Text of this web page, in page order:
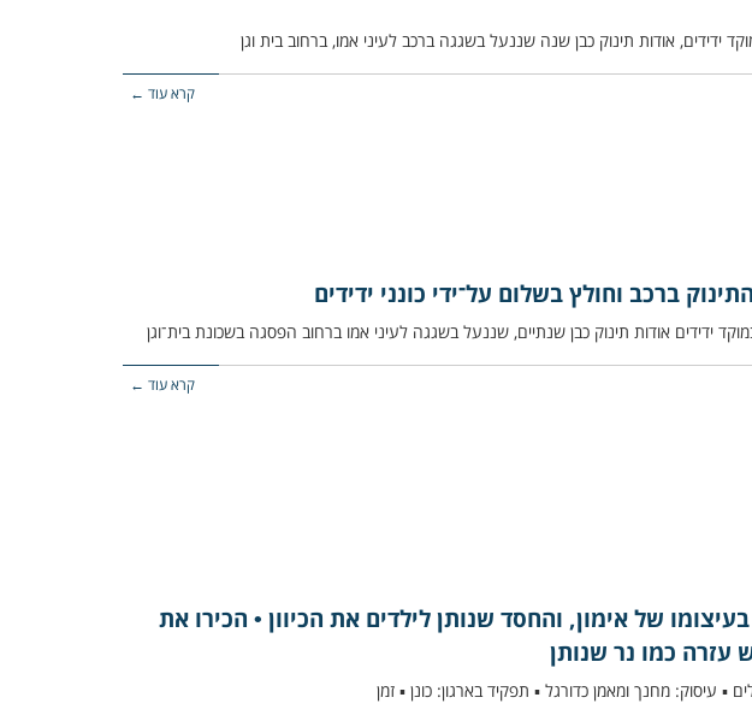
קרא עוד ←
ברכב וחולץ בשלום על־ידי כונני ידידים
קרא עוד ←
של אימון, והחסד שנותן לילדים את הכיוון • הכירו את
כמו נר שנותן